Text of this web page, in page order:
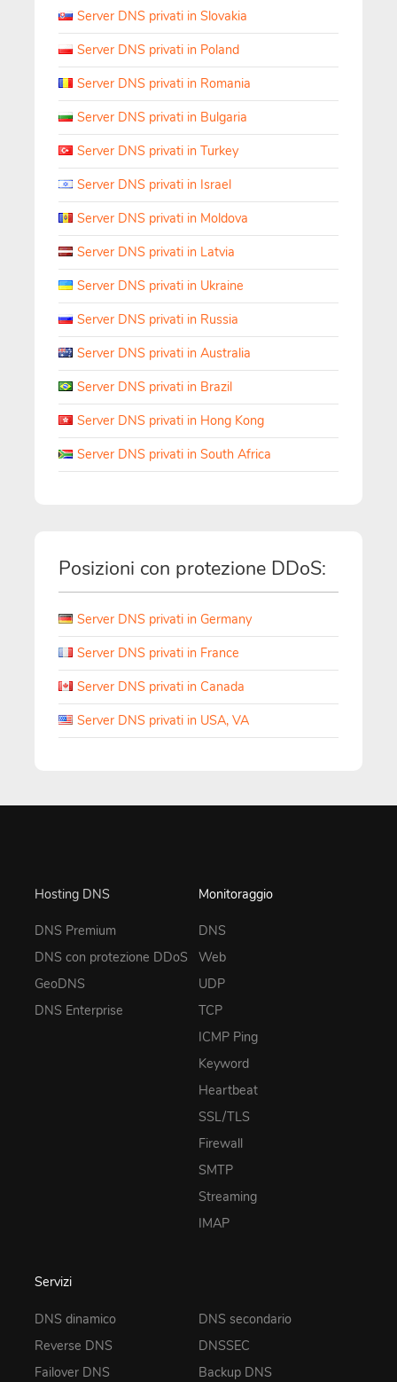
Server DNS privati in Slovakia
Server DNS privati in Poland
Server DNS privati in Romania
Server DNS privati in Bulgaria
Server DNS privati in Turkey
Server DNS privati in Israel
Server DNS privati in Moldova
Server DNS privati in Latvia
Server DNS privati in Ukraine
Server DNS privati in Russia
Server DNS privati in Australia
Server DNS privati in Brazil
Server DNS privati in Hong Kong
Server DNS privati in South Africa
Posizioni con protezione DDoS:
Server DNS privati in Germany
Server DNS privati in France
Server DNS privati in Canada
Server DNS privati in USA, VA
Hosting DNS
DNS Premium
DNS con protezione DDoS
GeoDNS
DNS Enterprise
Monitoraggio
DNS
Web
UDP
TCP
ICMP Ping
Keyword
Heartbeat
SSL/TLS
Firewall
SMTP
Streaming
IMAP
Servizi
DNS dinamico
Reverse DNS
Failover DNS
DNS secondario
DNSSEC
Backup DNS